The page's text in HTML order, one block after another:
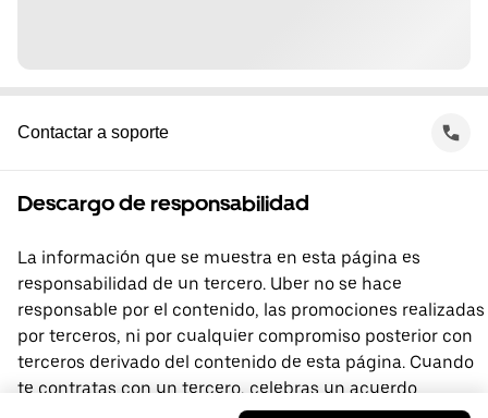
Contactar a soporte
Descargo de responsabilidad
La información que se muestra en esta página es
responsabilidad de un tercero. Uber no se hace
responsable por el contenido, las promociones realizadas
por terceros, ni por cualquier compromiso posterior con
terceros derivado del contenido de esta página. Cuando
te contratas con un tercero, celebras un acuerdo